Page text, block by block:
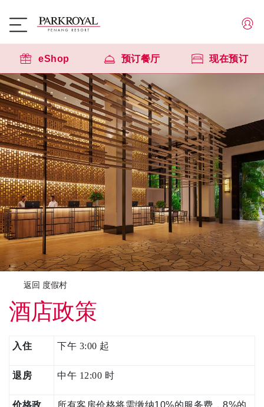
eShop 预订餐厅 现在预订
返回 度假村
酒店政策
入住 下午 3:00 起
退房 中午 12:00 时
价格政
所有客房价格将需缴纳10%的服务费，8%的